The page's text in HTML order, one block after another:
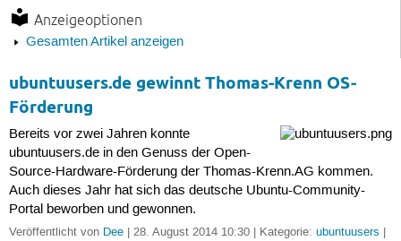
Anzeigeoptionen
Gesamten Artikel anzeigen
ubuntuusers.de gewinnt Thomas-Krenn OS-
Förderung
Bereits vor zwei Jahren konnte
ubuntuusers.de in den Genuss der Open-
Source-Hardware-Förderung der Thomas-Krenn.AG kommen.
Auch dieses Jahr hat sich das deutsche Ubuntu-Community-
Portal beworben und gewonnen.
Veröffentlicht von Dee| 28. August 2014 10:30 | Kategorie: ubuntuusers |